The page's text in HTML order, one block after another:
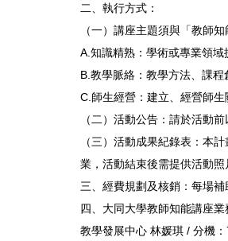
二、執行方式：
（一）講座主題須與「教師
A.知識精熟：學術或專業領域
B.教學脈絡：教學方法、課程
C.師生經營：建立、經營師生
（二）活動公告：請於活動
（三）活動成果紀錄表：本
業，活動結束後需提供活動
三、經費規劃及核銷：每場
四、大同大學教師知能講座業
教學發展中心 林媛琪 / 分機